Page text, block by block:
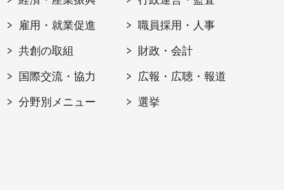
雇用・就業促進
共創の取組
国際交流・協力
分野別メニュー
職員採用・人事
財政・会計
広報・広聴・報道
選挙